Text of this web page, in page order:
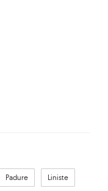
Padure
Liniste